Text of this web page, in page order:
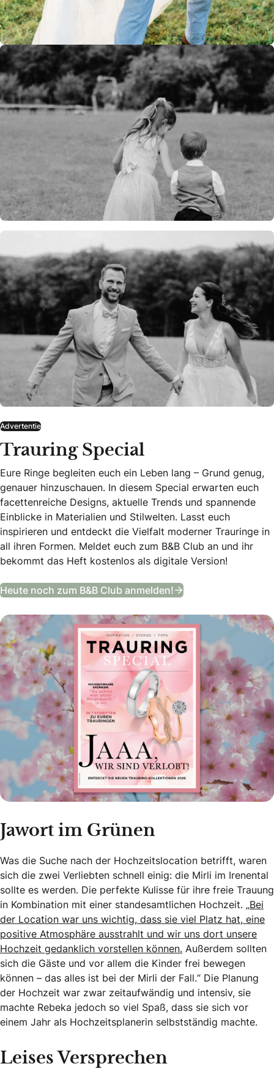
Advertentie
Trauring Special
Eure Ringe begleiten euch ein Leben lang – Grund genug,
genauer hinzuschauen. In diesem Special erwarten euch
facettenreiche Designs, aktuelle Trends und spannende
Einblicke in Materialien und Stilwelten. Lasst euch
inspirieren und entdeckt die Vielfalt moderner Trauringe in
all ihren Formen. Meldet euch zum B&B Club an und ihr
bekommt das Heft kostenlos als digitale Version!
Heute noch zum B&B Club anmelden! Trauring Special
Jawort im Grünen
Was die Suche nach der Hochzeitslocation betrifft, waren
sich die zwei Verliebten schnell einig: die Mirli im Irenental
sollte es werden. Die perfekte Kulisse für ihre freie Trauung
in Kombination mit einer standesamtlichen Hochzeit. „Bei
der Location war uns wichtig, dass sie viel Platz hat, eine
positive Atmosphäre ausstrahlt und wir uns dort unsere
Hochzeit gedanklich vorstellen können. Außerdem sollten
sich die Gäste und vor allem die Kinder frei bewegen
können – das alles ist bei der Mirli der Fall.“ Die Planung
der Hochzeit war zwar zeitaufwändig und intensiv, sie
machte Rebeka jedoch so viel Spaß, dass sie sich vor
einem Jahr als Hochzeitsplanerin selbstständig machte.
Leises Versprechen